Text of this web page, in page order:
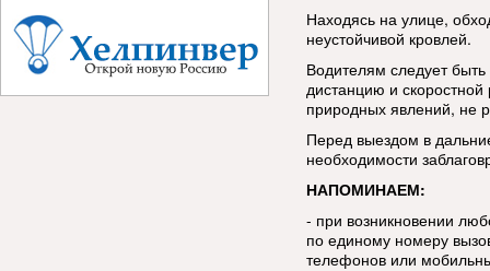
Находясь на улице,
неустойчивой кровлей.
Водителям следует
дистанцию и
природных явлений, не
Перед выездом в
необходимости
НАПОМИНАЕМ:
- при возникновении
по единому номеру
телефонов или